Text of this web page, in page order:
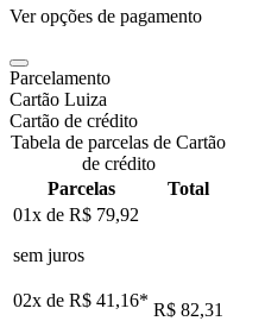
Ver opções de pagamento
Parcelamento
Cartão Luiza
Cartão de crédito
Tabela de parcelas de Cartão
de crédito
Parcelas
Total
01x de R$ 79,92
sem juros
02x de R$ 41,16* R$ 82,31